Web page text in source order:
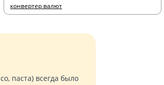
конвертер валют
паста) всегда было